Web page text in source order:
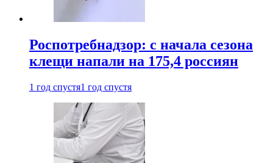
Роспотребнадзор: с начала сезона
клещи напали на 175,4 россиян
1 год спустя1 год спустя